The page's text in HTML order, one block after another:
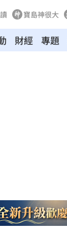
寶島神很大
財經 專題